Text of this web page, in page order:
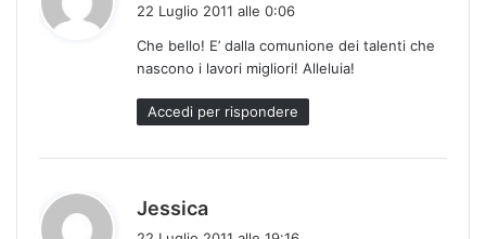
e
t
t
o
22 Luglio 2011 alle 0:06
Che bello! E’ dalla comunione dei talenti che
nascono i lavori migliori! Alleluia!
Accedi per rispondere
Jessica